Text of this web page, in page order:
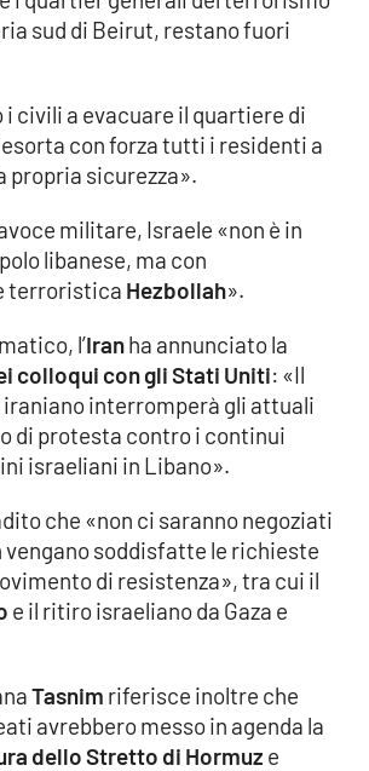
Grippo
sud di Beirut, restano fuori
civili a evacuare il quartiere di
esorta con forza tutti i residenti a
propria sicurezza».
militare, Israele «non è in
libanese, ma con
terroristica Hezbollah».
l’Iranha annunciato la
colloqui con gli Stati Uniti: «Il
interromperà gli attuali
di protesta contro i continui
israeliani in Libano».
che «non ci saranno negoziati
vengano soddisfatte le richieste
di resistenza», tra cui il
e il ritiro israeliano da Gaza e
Tasnim riferisce inoltre che
avrebbero messo in agenda la
dello Stretto di Hormuz e